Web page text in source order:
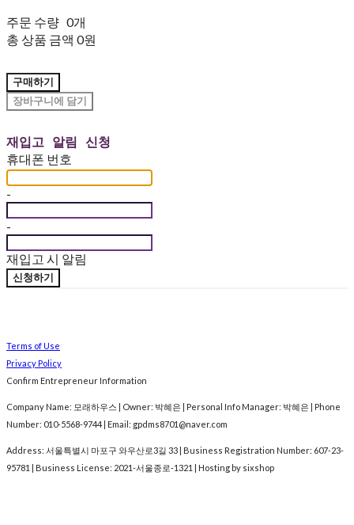
주문 수량 0개
총 상품 금액 0원
구매하기
장바구니에 담기
재입고 알림 신청
휴대폰 번호
-
-
재입고 시 알림
신청하기
Terms of Use
Privacy Policy
Confirm Entrepreneur Information
Company Name: 모래하우스 | Owner: 박혜은 | Personal Info Manager: 박혜은 | Phone
Number: 010-5568-9744 | Email: gpdms8701@naver.com
Address: 서울특별시 마포구 와우산로3길 33 | Business Registration Number: 607-23-
95781
| Business License: 2021-서울종로-1321 | Hosting by sixshop